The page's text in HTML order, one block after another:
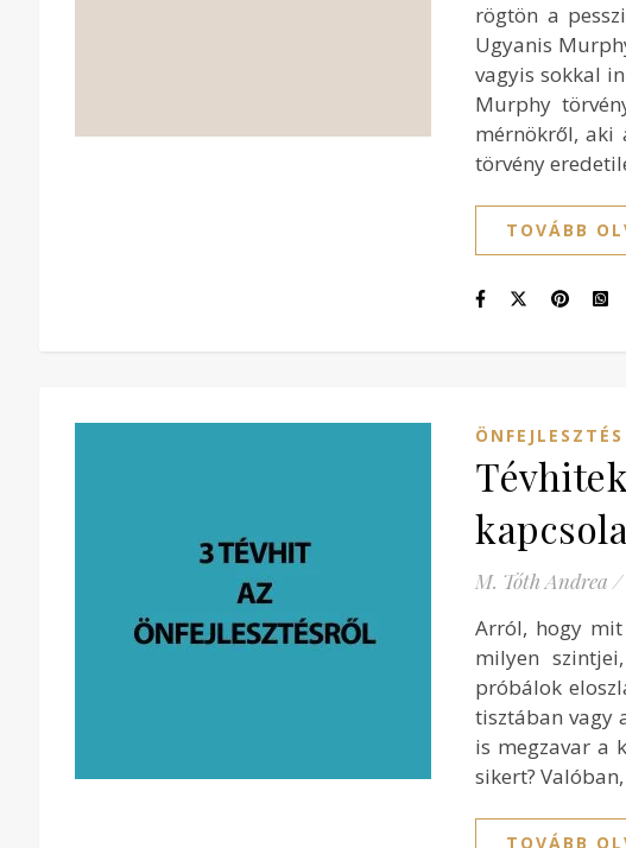
rögtön a
Ugyanis
vagyis sokkal
Murphy
mérnökről, aki
törvény
TOVÁBB
ÖNFEJLESZTÉS
M. Tóth Andrea /
Arról, hogy mit
milyen
próbálok
tisztában vagy
is megzavar a
sikert?
TOVÁBB